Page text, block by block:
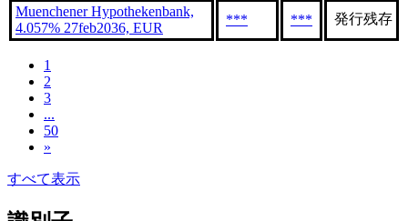
Muenchener Hypothekenbank,
4.057% 27feb2036, EUR
*** *** 発行残存
1
2
3
...
50
»
すべて表示